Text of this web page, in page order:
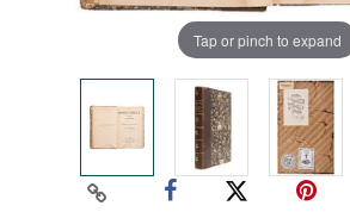
Tap or pinch to expand